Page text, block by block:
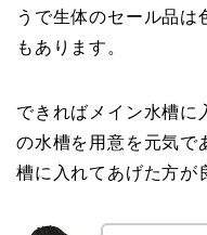
うで生体のセール品は
もあります。
できればメイン水槽に
の水槽を用意を元気で
槽に入れてあげた方が